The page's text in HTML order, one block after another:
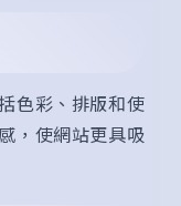
色彩、排版和使
，使網站更具吸